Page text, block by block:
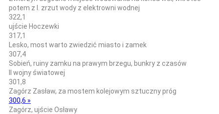
potem z l. zrzut wody z elektrowni wodnej
322,1
ujście Hoczewki
317,1
Lesko, most warto zwiedzić miasto i zamek
307,4
Sobień, ruiny zamku na prawym brzegu, bunkry z czasów
II wojny światowej
301,8
Zagórz Zasław, za mostem kolejowym sztuczny próg
300,6 »
Zagórz, ujście Osławy